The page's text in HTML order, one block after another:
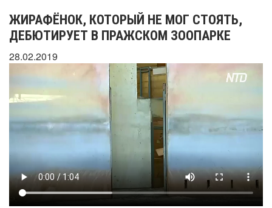
ЖИРАФЁНОК, КОТОРЫЙ НЕ МОГ СТОЯТЬ,
ДЕБЮТИРУЕТ В ПРАЖСКОМ ЗООПАРКЕ
28.02.2019